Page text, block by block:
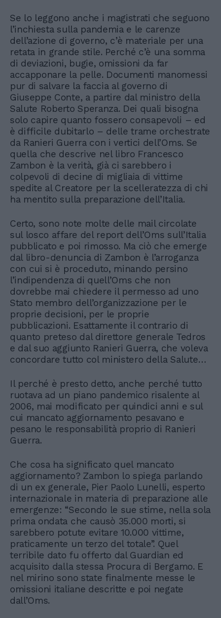
Se lo leggono anche i magistrati che seguono
l’inchiesta sulla pandemia e le carenze
dell’azione di governo, c’è materiale per una
retata in grande stile. Perché c’è una somma
di deviazioni, bugie, omissioni da far
accapponare la pelle. Documenti manomessi
pur di salvare la faccia al governo di
Giuseppe Conte, a partire dal ministro della
Salute Roberto Speranza. Dei quali bisogna
solo capire quanto fossero consapevoli – ed
è difficile dubitarlo – delle trame orchestrate
da Ranieri Guerra con i vertici dell’Oms. Se
quella che descrive nel libro Francesco
Zambon è la verità, già ci sarebbero i
colpevoli di decine di migliaia di vittime
spedite al Creatore per la scelleratezza di chi
ha mentito sulla preparazione dell’Italia.
Certo, sono note molte delle mail circolate
sul losco affare del report dell’Oms sull’Italia
pubblicato e poi rimosso. Ma ciò che emerge
dal libro-denuncia di Zambon è l’arroganza
con cui si è proceduto, minando persino
l’indipendenza di quell’Oms che non
dovrebbe mai chiedere il permesso ad uno
Stato membro dell’organizzazione per le
proprie decisioni, per le proprie
pubblicazioni. Esattamente il contrario di
quanto preteso dal direttore generale Tedros
e dal suo aggiunto Ranieri Guerra, che voleva
concordare tutto col ministero della Salute…
Il perché è presto detto, anche perché tutto
ruotava ad un piano pandemico risalente al
2006, mai modificato per quindici anni e sul
cui mancato aggiornamento pesavano e
pesano le responsabilità proprio di Ranieri
Guerra.
Che cosa ha significato quel mancato
aggiornamento? Zambon lo spiega parlando
di un ex generale, Pier Paolo Lunelli, esperto
internazionale in materia di preparazione alle
emergenze: “Secondo le sue stime, nella sola
prima ondata che causò 35.000 morti, si
sarebbero potute evitare 10.000 vittime,
praticamente un terzo del totale”. Quel
terribile dato fu offerto dal Guardian ed
acquisito dalla stessa Procura di Bergamo. E
nel mirino sono state finalmente messe le
omissioni italiane descritte e poi negate
dall’Oms.